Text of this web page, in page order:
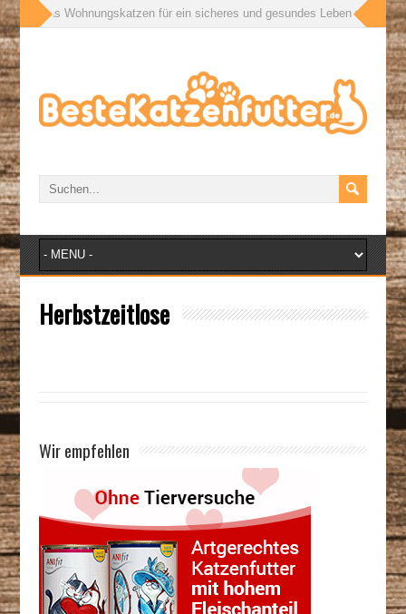
Was Wohnungskatzen für ein sicheres und gesundes Leben wirklich
Herbstzeitlose
Wir empfehlen